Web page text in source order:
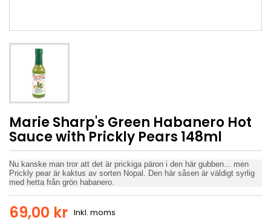
Marie Sharp's Green Habanero Hot
Sauce with Prickly Pears 148ml
Nu kanske man tror att det är prickiga päron i den här gubben... men
Prickly pear är kaktus av sorten Nopal. Den här såsen är väldigt syrlig
med hetta från grön habanero.
69,00 kr Inkl. moms